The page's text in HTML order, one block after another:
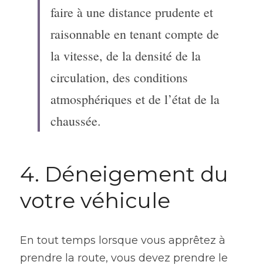
faire à une distance prudente et
raisonnable en tenant compte de
la vitesse, de la densité de la
circulation, des conditions
atmosphériques et de l’état de la
chaussée.
4. Déneigement du
votre véhicule
En tout temps lorsque vous apprêtez à
prendre la route, vous devez prendre le